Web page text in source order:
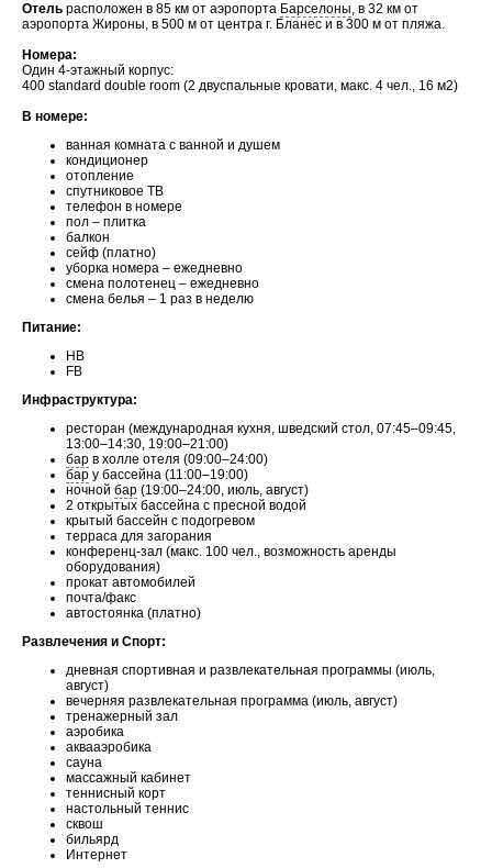
Отель расположен в 85 км от аэропорта Барселоны, в 32 км от
аэропорта Жироны, в 500 м от центра г. Бланес и в 300 м от пляжа.
Номера:
Один 4-этажный корпус:
400 standard double room (2 двуспальные кровати, макс. 4 чел., 16 м2)
В номере:
ванная комната с ванной и душем
кондиционер
отопление
спутниковое ТВ
телефон в номере
пол – плитка
балкон
сейф (платно)
уборка номера – ежедневно
смена полотенец – ежедневно
смена белья – 1 раз в неделю
Питание:
HB
FB
Инфраструктура:
ресторан (международная кухня, шведский стол, 07:45–09:45,
13:00–14:30, 19:00–21:00)
бар в холле отеля (09:00–24:00)
бар у бассейна (11:00–19:00)
ночной бар (19:00–24:00, июль, август)
2 открытых бассейна с пресной водой
крытый бассейн с подогревом
терраса для загорания
конференц-зал (макс. 100 чел., возможность аренды
оборудования)
прокат автомобилей
почта/факс
автостоянка (платно)
Развлечения и Спорт:
дневная спортивная и развлекательная программы (июль,
август)
вечерняя развлекательная программа (июль, август)
тренажерный зал
аэробика
аквааэробика
сауна
массажный кабинет
теннисный корт
настольный теннис
сквош
бильярд
Интернет